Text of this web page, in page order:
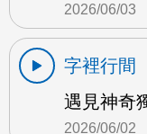
2026/06/03
字裡行間
遇見神奇
2026/06/02